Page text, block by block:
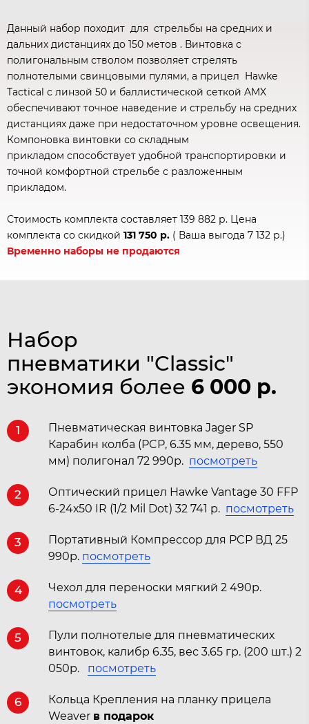
Данный набор походит для стрельбы на средних и
дальних дистанциях до 150 метов . Винтовка с
полигональным стволом позволяет стрелять
полнотелыми свинцовыми пулями, а прицел Hawke
Tactical с линзой 50 и баллистической сеткой AMX
обеспечивают точное наведение и стрельбу на средних
дистанциях даже при недостаточном уровне освещения.
Компоновка винтовки со складным
прикладом способствует удобной транспортировки и
точной комфортной стрельбе с разложенным
прикладом.
Стоимость комплекта составляет 139 882 р. Цена
комплекта со скидкой 131 750 р. ( Ваша выгода 7 132 р.)
Временно наборы не продаются
Набор
пневматики "Classic"
экономия более 6 000 р.
1
Пневматическая винтовка Jager SP
Карабин колба (PCP, 6.35 мм, дерево, 550
мм) полигонал 72 990р. посмотреть
2
Оптический прицел Hawke Vantage 30 FFP
6-24х50 IR (1/2 Mil Dot) 32 741 р. посмотреть
3
Портативный Компрессор для PCP ВД 25
990р. посмотреть
4
Чехол для переноски мягкий 2 490р.
посмотреть
5
Пули полнотелые для пневматических
винтовок, калибр 6.35, вес 3.65 гр. (200 шт.) 2
050р. посмотреть
6
Кольца Крепления на планку прицела
Weaver в подарок